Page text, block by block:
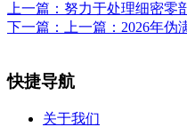
上一篇： 努力于处理细密零
下一篇：
上一篇：2026年
快捷导航
关于我们